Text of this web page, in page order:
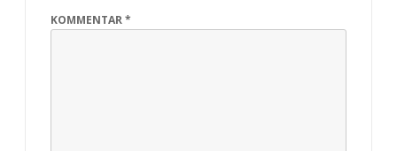
KOMMENTAR*